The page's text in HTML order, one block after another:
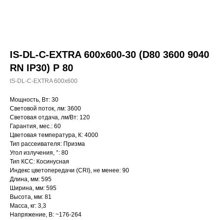
IS-DL-C-EXTRA 600x600-30 (D80 3600 9040
RN IP30) P 80
IS-DL-C-EXTRA 600x600
Мощность, Вт: 30
Световой поток, лм: 3600
Световая отдача, лм/Вт: 120
Гарантия, мес.: 60
Цветовая температура, К: 4000
Тип рассеивателя: Призма
Угол излучения, °: 80
Тип КСС: Косинусная
Индекс цветопередачи (CRI), не менее: 90
Длина, мм: 595
Ширина, мм: 595
Высота, мм: 81
Масса, кг: 3,3
Напряжение, В: ~176-264